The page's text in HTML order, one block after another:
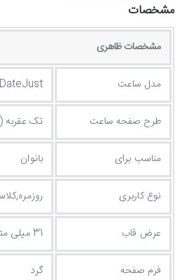
مشخصات
مشخصات ظاهری
مدل ساعت DateJust
طرح صفحه ساعت تک عقربه
مناسب برای بانوان
نوع کاربری
عرض قاب 31 میلی متر
فرم صفحه گرد